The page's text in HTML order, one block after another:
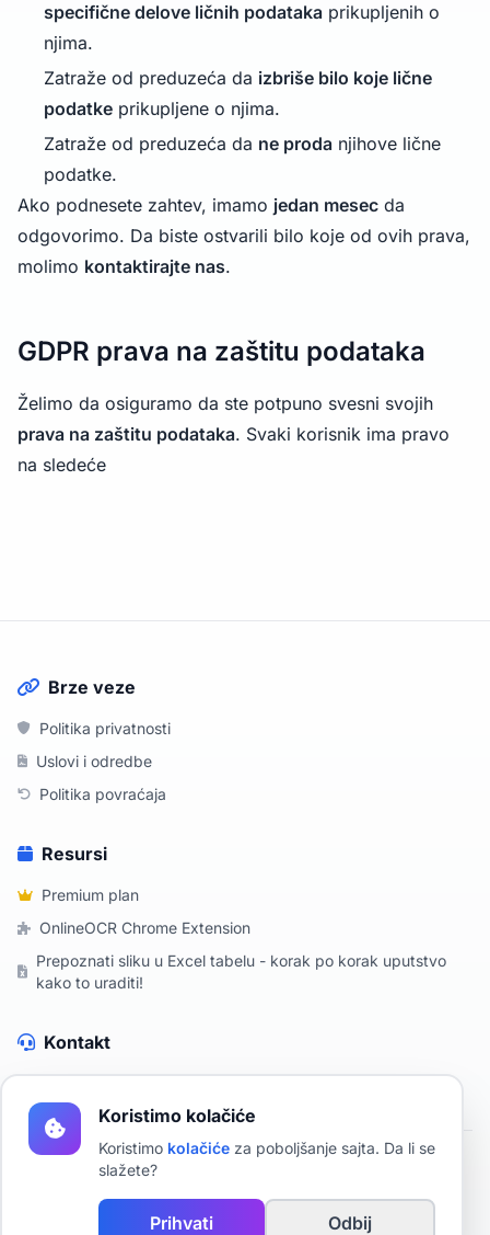
specifične delove ličnih podataka prikupljenih o
njima.
Zatraže od preduzeća da izbriše bilo koje lične
podatke prikupljene o njima.
Zatraže od preduzeća da ne proda njihove lične
podatke.
Ako podnesete zahtev, imamo jedan mesec da
odgovorimo. Da biste ostvarili bilo koje od ovih prava,
molimo kontaktirajte nas.
GDPR prava na zaštitu podataka
Želimo da osiguramo da ste potpuno svesni svojih
prava na zaštitu podataka. Svaki korisnik ima pravo
na sledeće
Brze veze
Politika privatnosti
Uslovi i odredbe
Politika povraćaja
Resursi
Premium plan
OnlineOCR Chrome Extension
Prepoznati sliku u Excel tabelu - korak po korak uputstvo
kako to uraditi!
Kontakt
2019 - 2026 OnlineOCR - Besplatan OCR online
Prepoznavanje teksta u slici koristeći AI.
Koristimo kolačiće
Koristimo kolačiće za poboljšanje sajta. Da li se
slažete?
Prihvati Odbij